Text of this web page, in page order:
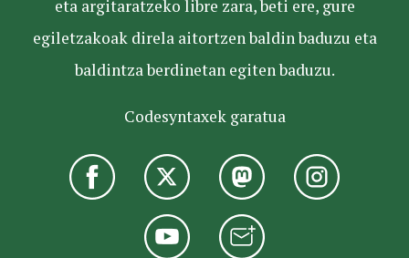
eta argitaratzeko libre zara, beti ere, gure
egiletzakoak direla aitortzen baldin baduzu eta
baldintza berdinetan egiten baduzu.
Codesyntaxek garatua